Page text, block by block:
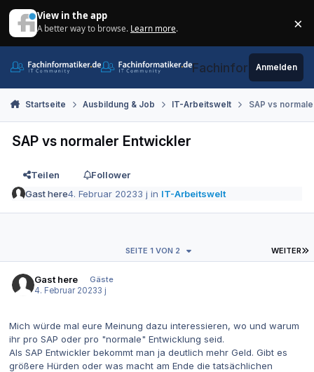
View in the app
A better way to browse. Learn more. ×
Fachinformatiker.de
Anmelden
Startseite Ausbildung & Job IT-Arbeitswelt SAP vs
SAP vs normaler Entwickler
Teilen
Follower
Gast here4. Februar 20233 j in IT-Arbeitswelt
WEITER
SEITE 1 VON 2
Gast here
Gäste
4. Februar 20233 j
Mich würde mal eure Meinung dazu interessieren, wo und warum
ihr pro SAP oder pro "normale" Entwicklung seid.
Als SAP Entwickler bekommt man ja deutlich mehr Geld. Gibt es
größere Hürden oder was macht am Ende die tatsächlichen